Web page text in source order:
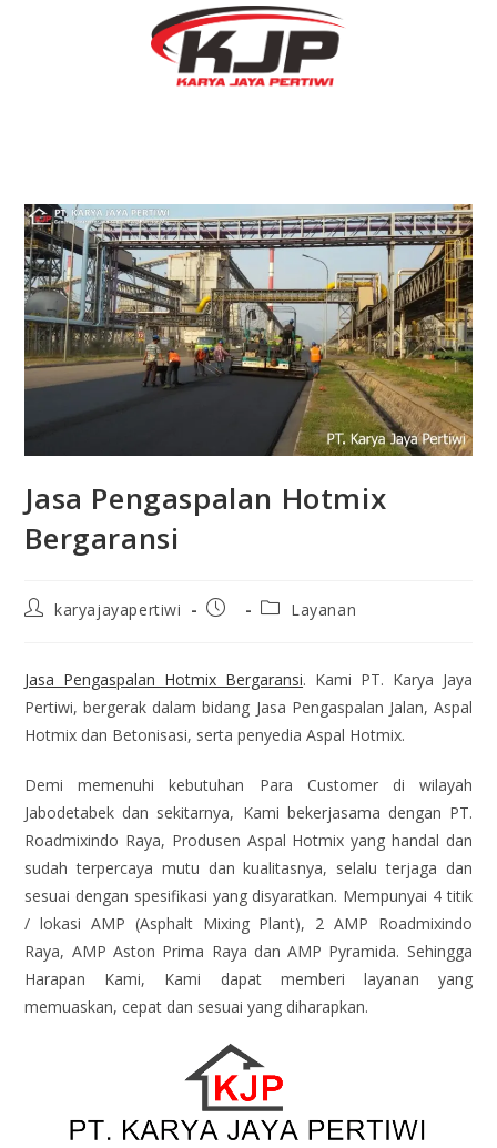
Jasa Pengaspalan Hotmix
Bergaransi
karyajayapertiwi Layanan
Jasa Pengaspalan Hotmix Bergaransi. Kami PT. Karya Jaya
Pertiwi, bergerak dalam bidang Jasa Pengaspalan Jalan, Aspal
Hotmix dan Betonisasi, serta penyedia Aspal Hotmix.
Demi memenuhi kebutuhan Para Customer di wilayah
Jabodetabek dan sekitarnya, Kami bekerjasama dengan PT.
Roadmixindo Raya, Produsen Aspal Hotmix yang handal dan
sudah terpercaya mutu dan kualitasnya, selalu terjaga dan
sesuai dengan spesifikasi yang disyaratkan. Mempunyai 4 titik
/ lokasi AMP (Asphalt Mixing Plant), 2 AMP Roadmixindo
Raya, AMP Aston Prima Raya dan AMP Pyramida. Sehingga
Harapan Kami, Kami dapat memberi layanan yang
memuaskan, cepat dan sesuai yang diharapkan.